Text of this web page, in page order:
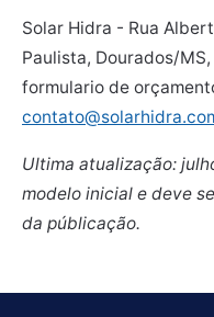
Solar Hidra - Rua
Paulista, Dourados/
formulario de
Ultima atualização:
modelo inicial e deve
da públicação.